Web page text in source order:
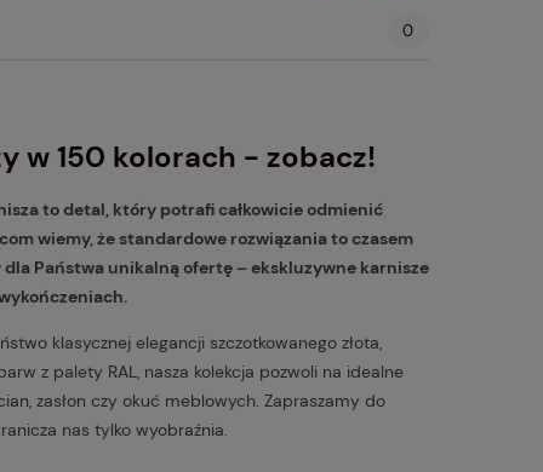
0
w 150 kolorach - zobacz!
to detal, który potrafi całkowicie odmienić
wiemy, że standardowe rozwiązania to czasem
dla Państwa unikalną ofertę – ekskluzywne karnisze
klasycznej elegancji szczotkowanego złota,
z palety RAL, nasza kolekcja pozwoli na idealne
zasłon czy okuć meblowych. Zapraszamy do
nas tylko wyobraźnia.